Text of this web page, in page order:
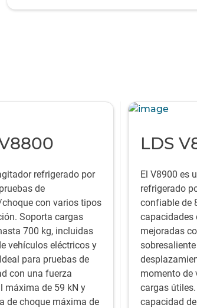
refrigerado por
de
con varios tipos
Soporta cargas
700 kg, incluidas
vehículos eléctricos y
para pruebas de
con una fuerza
máxima de 59 kN y
de choque máxima de
LDS
El V8900 es
refrigerado
confiable de
capacidades
mejoradas
momento de
cargas
capacidad